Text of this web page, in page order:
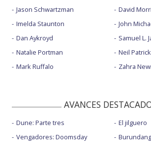
Jason Schwartzman
Imelda Staunton
Dan Aykroyd
Natalie Portman
Mark Ruffalo
David
John
Samuel L.
Neil
Zahra
AVANCES
Dune: Parte tres
Vengadores: Doomsday
El jilguero